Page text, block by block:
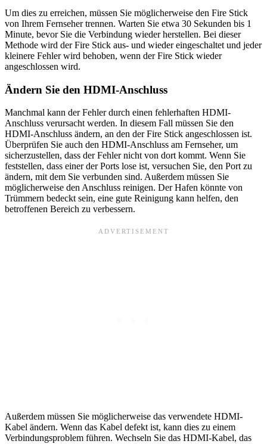
Um dies zu erreichen, müssen Sie möglicherweise den Fire Stick
von Ihrem Fernseher trennen. Warten Sie etwa 30 Sekunden bis 1
Minute, bevor Sie die Verbindung wieder herstellen. Bei dieser
Methode wird der Fire Stick aus- und wieder eingeschaltet und jeder
kleinere Fehler wird behoben, wenn der Fire Stick wieder
angeschlossen wird.
Ändern Sie den HDMI-Anschluss
Manchmal kann der Fehler durch einen fehlerhaften HDMI-
Anschluss verursacht werden. In diesem Fall müssen Sie den
HDMI-Anschluss ändern, an den der Fire Stick angeschlossen ist.
Überprüfen Sie auch den HDMI-Anschluss am Fernseher, um
sicherzustellen, dass der Fehler nicht von dort kommt. Wenn Sie
feststellen, dass einer der Ports lose ist, versuchen Sie, den Port zu
ändern, mit dem Sie verbunden sind. Außerdem müssen Sie
möglicherweise den Anschluss reinigen. Der Hafen könnte von
Trümmern bedeckt sein, eine gute Reinigung kann helfen, den
betroffenen Bereich zu verbessern.
Außerdem müssen Sie möglicherweise das verwendete HDMI-
Kabel ändern. Wenn das Kabel defekt ist, kann dies zu einem
Verbindungsproblem führen. Wechseln Sie das HDMI-Kabel, das